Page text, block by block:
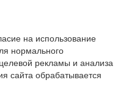
на использование
нормального
рекламы и анализа
сайта обрабатывается